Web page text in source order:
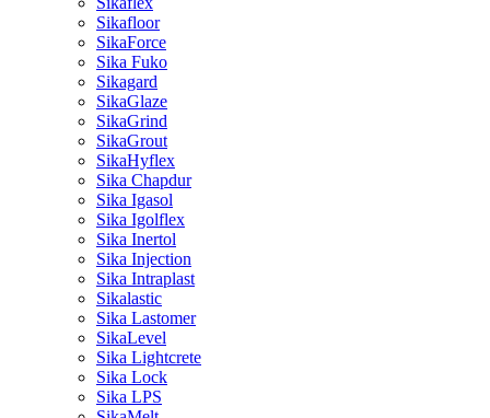
Sikafloor
SikaForce
Sika Fuko
Sikagard
SikaGlaze
SikaGrind
SikaGrout
SikaHyflex
Sika Chapdur
Sika Igasol
Sika Igolflex
Sika Inertol
Sika Injection
Sika Intraplast
Sikalastic
Sika Lastomer
SikaLevel
Sika Lightcrete
Sika Lock
Sika LPS